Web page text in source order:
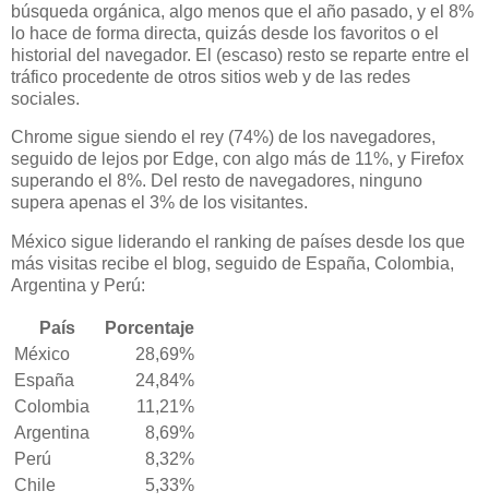
búsqueda orgánica, algo menos que el año pasado, y el 8%
lo hace de forma directa, quizás desde los favoritos o el
historial del navegador. El (escaso) resto se reparte entre el
tráfico procedente de otros sitios web y de las redes
sociales.
Chrome sigue siendo el rey (74%) de los navegadores,
seguido de lejos por Edge, con algo más de 11%, y Firefox
superando el 8%. Del resto de navegadores, ninguno
supera apenas el 3% de los visitantes.
México sigue liderando el ranking de países desde los que
más visitas recibe el blog, seguido de España, Colombia,
Argentina y Perú:
País
Porcentaje
México
28,69%
España
24,84%
Colombia
11,21%
Argentina
8,69%
Perú
8,32%
Chile
5,33%